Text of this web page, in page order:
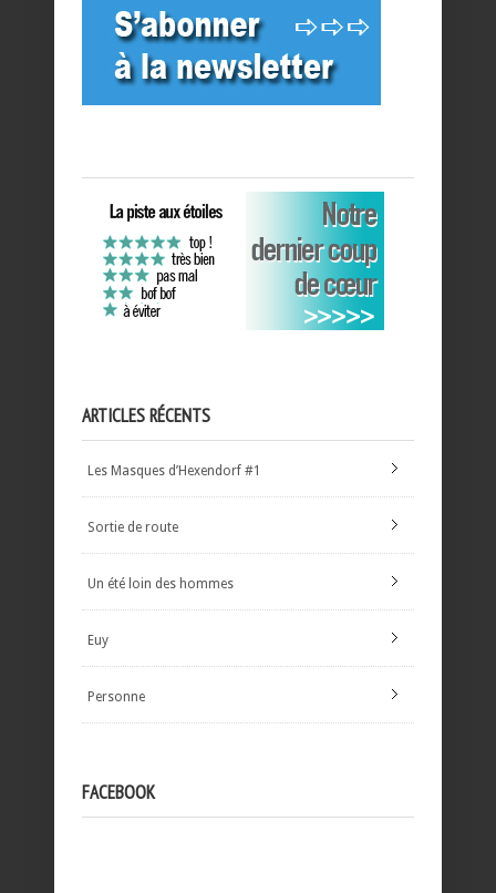
ARTICLES RÉCENTS
Les Masques d’Hexendorf #1
Sortie de route
Un été loin des hommes
Euy
Personne
FACEBOOK